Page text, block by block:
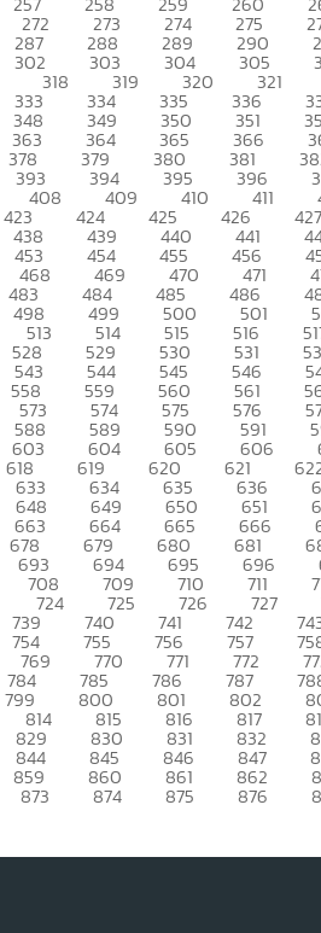
272 273 274 275
287 288 289 290
302 303 304 305
318 319 320 321
333 334 335 336
348 349 350 351
363 364 365 366
378 379 380 381
393 394 395 396
408 409 410 411
423 424 425 426 427
438 439 440 441
453 454 455 456
468 469 470 471
483 484 485 486
498 499 500 501
513 514 515 516
528 529 530 531
543 544 545 546
558 559 560 561
573 574 575 576
588 589 590 591
603 604 605 606
618 619 620 621
633 634 635 636
648 649 650 651
663 664 665 666
678 679 680 681
693 694 695 696
708 709 710 711
724 725 726 727
739 740 741 742
754 755 756 757
769 770 771 772
784 785 786 787
799 800 801 802
814 815 816 817
829 830 831 832
844 845 846 847
859 860 861 862
873 874 875 876